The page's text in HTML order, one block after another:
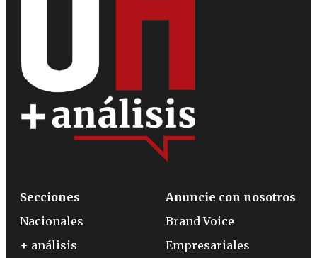
Secciones
Nacionales
+ análisis
Anuncie con nosotros
Brand Voice
Empresariales